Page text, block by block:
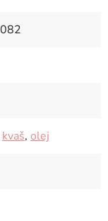
kvaš, olej